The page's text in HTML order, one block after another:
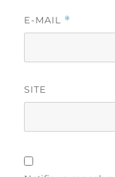
E-MAIL *
SITE